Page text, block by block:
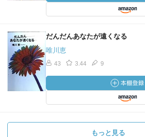
だんだんあなたが遠くなる
唯川恵
43 3.44 9
もっと見る